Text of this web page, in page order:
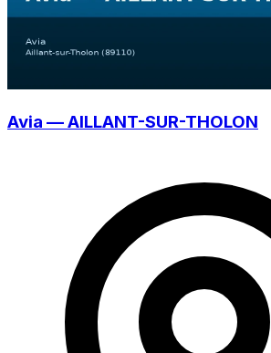
Avia — AILLANT-SUR-THOLON